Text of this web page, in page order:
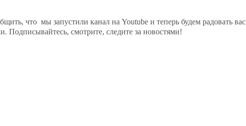
что мы запустили канал на Youtube и теперь будем радовать вас
Подписывайтесь, смотрите, следите за новостями!